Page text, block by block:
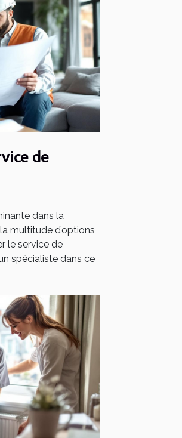
de
dans la
multitude d’options
le service de
spécialiste dans ce